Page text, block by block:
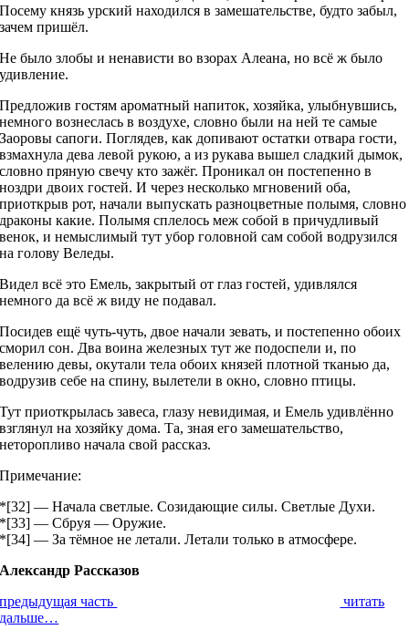
Посему князь урский находился в замешательстве, будто забыл,
зачем пришёл.
Не было злобы и ненависти во взорах Алеана, но всё ж было
удивление.
Предложив гостям ароматный напиток, хозяйка, улыбнувшись,
немного вознеслась в воздухе, словно были на ней те самые
Заоровы сапоги. Поглядев, как допивают остатки отвара гости,
взмахнула дева левой рукою, а из рукава вышел сладкий дымок,
словно пряную свечу кто зажёг. Проникал он постепенно в
ноздри двоих гостей. И через несколько мгновений оба,
приоткрыв рот, начали выпускать разноцветные полымя, словно
драконы какие. Полымя сплелось меж собой в причудливый
венок, и немыслимый тут убор головной сам собой водрузился
на голову Веледы.
Видел всё это Емель, закрытый от глаз гостей, удивлялся
немного да всё ж виду не подавал.
Посидев ещё чуть-чуть, двое начали зевать, и постепенно обоих
сморил сон. Два воина железных тут же подоспели и, по
велению девы, окутали тела обоих князей плотной тканью да,
водрузив себе на спину, вылетели в окно, словно птицы.
Тут приоткрылась завеса, глазу невидимая, и Емель удивлённо
взглянул на хозяйку дома. Та, зная его замешательство,
неторопливо начала свой рассказ.
Примечание:
*[32] — Начала светлые. Созидающие силы. Светлые Духи.
*[33] — Сбруя — Оружие.
*[34] — За тёмное не летали. Летали только в атмосфере.
Александр Рассказов
предыдущая часть
читать
дальше…